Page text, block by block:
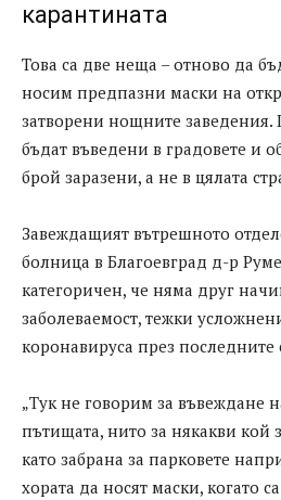
карантината
Това са две неща – отново да
носим предпазни маски на
затворени нощните
бъдат въведени в градовете и
брой заразени, а не в цялата
Завеждащият вътрешното
болница в Благоевград д-р
категоричен, че няма друг
заболеваемост, тежки
коронавируса през
„Тук не говорим за въвеждане
пътищата, нито за някакви кой
като забрана за парковете
хората да носят маски, когато